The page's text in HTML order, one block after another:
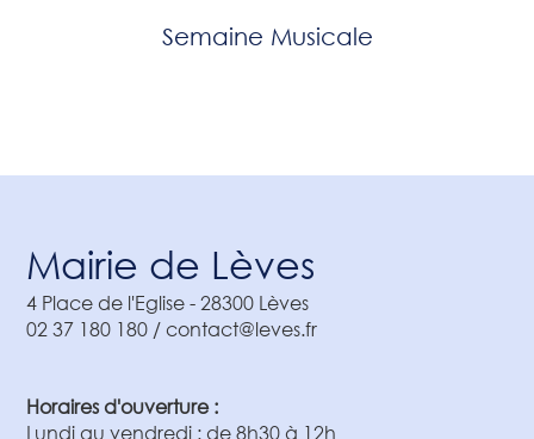
Semaine Musicale
Mairie de Lèves
4 Place de l'Eglise-28300 Lèves
02 37 180 180 / contact@leves.fr
Horaires d'ouverture :
Lundi au vendredi : de 8h30 à 12h